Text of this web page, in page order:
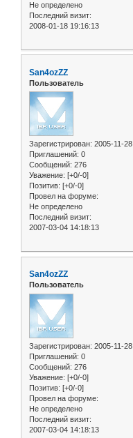
Не определено
Последний визит:
2008-01-18 19:16:13
San4ozZZ
Пользователь
Зарегистрирован: 2005-11-28
Приглашений: 0
Сообщений: 276
Уважение: [+0/-0]
Позитив: [+0/-0]
Провел на форуме:
Не определено
Последний визит:
2007-03-04 14:18:13
San4ozZZ
Пользователь
Зарегистрирован: 2005-11-28
Приглашений: 0
Сообщений: 276
Уважение: [+0/-0]
Позитив: [+0/-0]
Провел на форуме:
Не определено
Последний визит:
2007-03-04 14:18:13